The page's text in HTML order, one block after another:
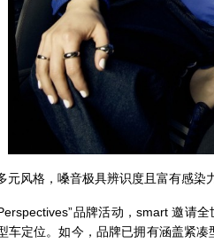
元风格，嗓音极具辨识度且富有感染
品牌活动，smart 邀请
车定位。如今，品牌已拥有涵盖紧